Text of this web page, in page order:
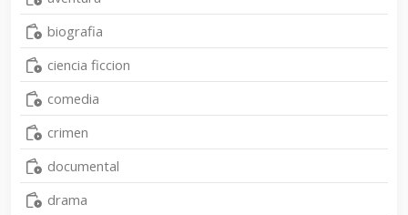
biografia
ciencia ficcion
comedia
crimen
documental
drama